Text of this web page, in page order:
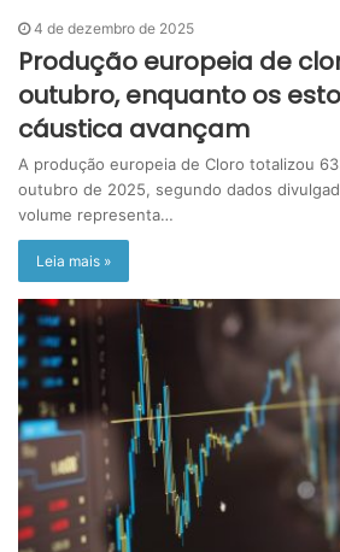
4 de dezembro de 2025
Produção europeia de
outubro, enquanto os
cáustica avançam
A produção europeia de Cloro totalizou
outubro de 2025, segundo dados
volume representa…
Leia mais »